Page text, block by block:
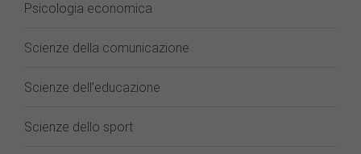
Psicologia economica
Scienze della comunicazione
Scienze dell’educazione
Scienze dello sport